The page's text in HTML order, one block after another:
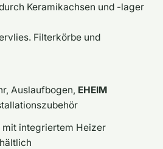
Keramikachsen und -lager
Filterkörbe und
Auslaufbogen, EHEIM
integriertem Heizer